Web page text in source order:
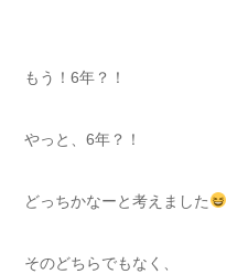
もう！6年？！
やっと、6年？！
どっちかなーと考えました
そのどちらでもなく、